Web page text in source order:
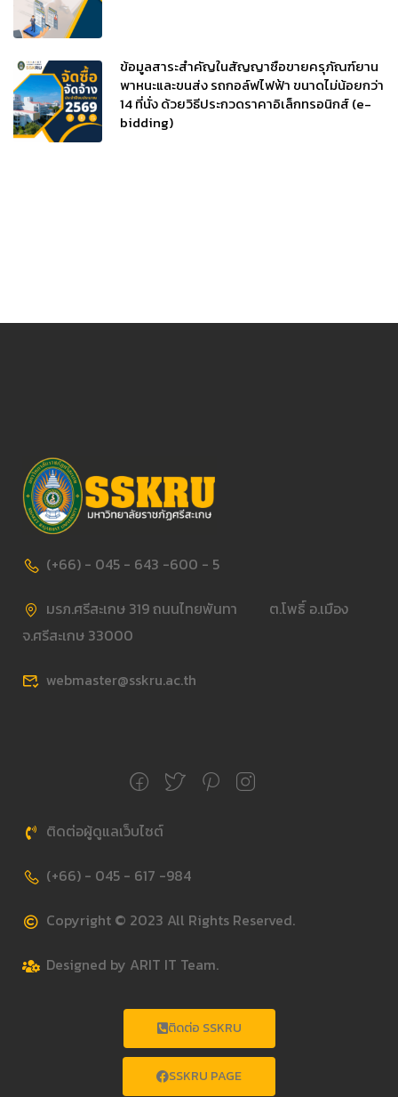
ข้อมูลสาระสำคัญในสัญญาซื้อขายครุภัณฑ์ยาน
พาหนะและขนส่ง รถกอล์ฟไฟฟ้า ขนาดไม่น้อยกว่า
14 ที่นั่ง ด้วยวิธีประกวดราคาอิเล็กทรอนิกส์ (e-
bidding)
(+66) - 045 - 643 -600 - 5
มรภ.ศรีสะเกษ 319 ถนนไทยพันทา ต.โพธิ์ อ.เมือง
จ.ศรีสะเกษ 33000
webmaster@sskru.ac.th
ติดต่อผู้ดูแลเว็บไซต์
(+66) - 045 - 617 -984
Copyright © 2023 All Rights Reserved.
Designed by ARIT IT Team.
ติดต่อ SSKRU
SSKRU PAGE